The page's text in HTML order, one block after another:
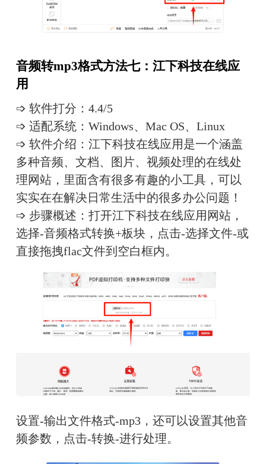
音频转mp3格式方法七：江下科技在线应
用
➩ 软件打分：4.4/5
➩ 适配系统：Windows、Mac OS、Linux
➩ 软件介绍：江下科技在线应用是一个涵盖
多种音频、文档、图片、视频处理的在线处
理网站，里面含有很多有趣的小工具，可以
实实在在解决日常生活中的很多办公问题！
➩ 步骤概述：打开江下科技在线应用网站，
选择-音频格式转换+板块，点击-选择文件-或
直接拖拽flac文件到空白框内。
设置-输出文件格式-mp3，还可以设置其他音
频参数，点击-转换-进行处理。